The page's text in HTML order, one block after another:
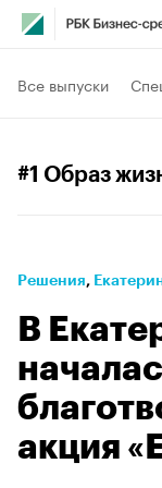
Все выпуски
#1 Образ
Решения⁠,
В
акция